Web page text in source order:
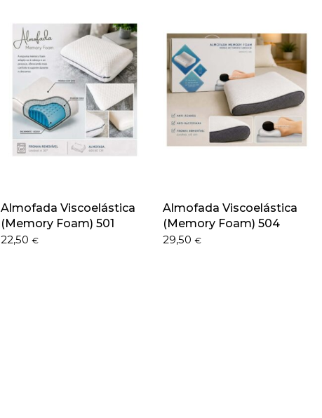
Almofada Viscoelástica
(Memory Foam) 501
22,50 €
Almofada Viscoelástica
(Memory Foam) 504
29,50 €